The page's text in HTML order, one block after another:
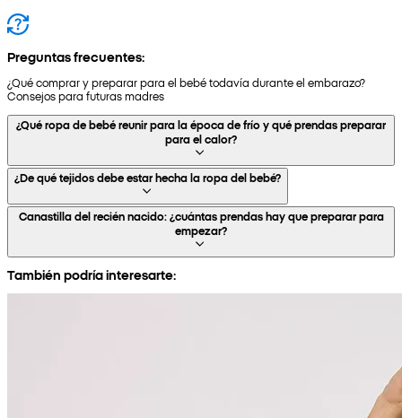
Preguntas frecuentes:
¿Qué comprar y preparar para el bebé todavía durante el embarazo?
Consejos para futuras madres
¿Qué ropa de bebé reunir para la época de frío y qué prendas preparar
para el calor?
¿De qué tejidos debe estar hecha la ropa del bebé?
Canastilla del recién nacido: ¿cuántas prendas hay que preparar para
empezar?
También podría interesarte: